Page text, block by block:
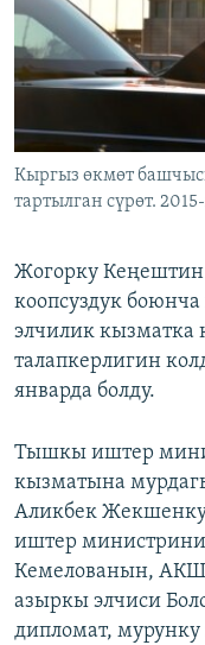
ЫҢГАЙСЫЗ СУРООЛОР
ЭЕ/АРнун бардык
Кыргыз өкмөт
тартылган сүрөт.
Жогорку Кеңештин
коопсуздук
элчилик кызматка
талапкерлигин
январда болду.
Тышкы иштер
кызматына
Аликбек
иштер
Кемелованын,
азыркы элчиси
дипломат,